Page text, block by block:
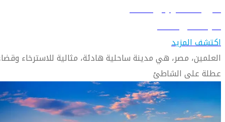
دليل السفر إلى العلمين
تعرّف على العلمين
اكتشف المزيد
العلمين، مصر، هي مدينة ساحلية هادئة، مثالية للاسترخاء
عطلة على الشاطئ